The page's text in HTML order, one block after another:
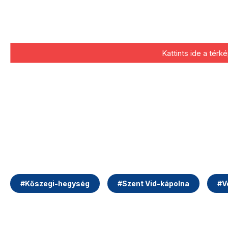
Kattints ide a
#Kőszegi-hegység #Szent Vid-kápolna #